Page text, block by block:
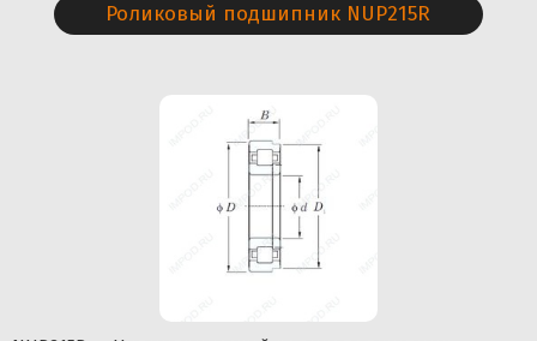
Роликовый подшипник NUP215R